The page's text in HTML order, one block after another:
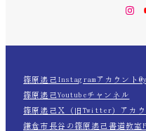
篠原遙己Instagramアカウント
篠原遙己Youtubeチャンネル
篠原遙己Ｘ（旧Twitter）アカウ
鎌倉市長谷の篠原遙己書道教室